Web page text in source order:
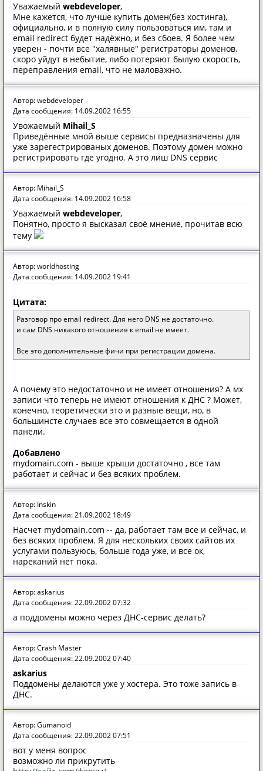
Уважаемый webdeveloper,
Мне кажется, что лучше купить домен(без хостинга),
официально, и в полную силу пользоваться им, там и
email redirect будет надёжно, и без сбоев. Я более чем
уверен - почти все "халявные" регистраторы доменов,
скоро уйдут в небытие, либо потеряют былую скорость,
переправления email, что не маловажно.
Автор: webdeveloper
Дата сообщения: 14.09.2002 16:55
Увожаемый Mihail_S
Приведённые мной выше сервисы предназначены для
уже зарегестрированых доменов. Поэтому домен можно
регистрировать где угодно. А это лиш DNS сервис
Автор: Mihail_S
Дата сообщения: 14.09.2002 16:58
Уважаемый webdeveloper,
Понятно, просто я высказал своё мнение, прочитав всю
тему
Автор: worldhosting
Дата сообщения: 14.09.2002 19:41
Цитата:
Разговор про email redirect. Для него DNS не достаточно.
и сам DNS никакого отношения к email не имеет.
Все это дополнительные фичи при регистрации домена.
А почему это недостаточно и не имеет отношения? А мх
записи что теперь не имеют отношения к ДНС ? Может,
конечно, теоретически это и разные вещи, но, в
большинсте случаев все это совмещается в одной
панели.
Добавлено
mydomain.com - выше крыши достаточно , все там
работает и сейчас и без всяких проблем.
Автор: Inskin
Дата сообщения: 21.09.2002 18:49
Насчет mydomain.com -- да, работает там все и сейчас, и
без всяких проблем. Я для нескольких своих сайтов их
услугами пользуюсь, больше года уже, и все ок,
нареканий нет пока.
Автор: askarius
Дата сообщения: 22.09.2002 07:32
а поддомены можно через ДНС-сервис делать?
Автор: Crash Master
Дата сообщения: 22.09.2002 07:40
askarius
Поддомены делаются уже у хостера. Это тоже запись в
ДНС.
Автор: Gumanoid
Дата сообщения: 22.09.2002 07:51
вот у меня вопрос
возможно ли прикрутить